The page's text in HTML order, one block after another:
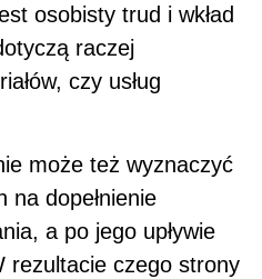
osobisty trud i wkład
raczej
czy usług
może też wyznaczyć
na dopełnienie
a po jego upływie
rezultacie czego strony